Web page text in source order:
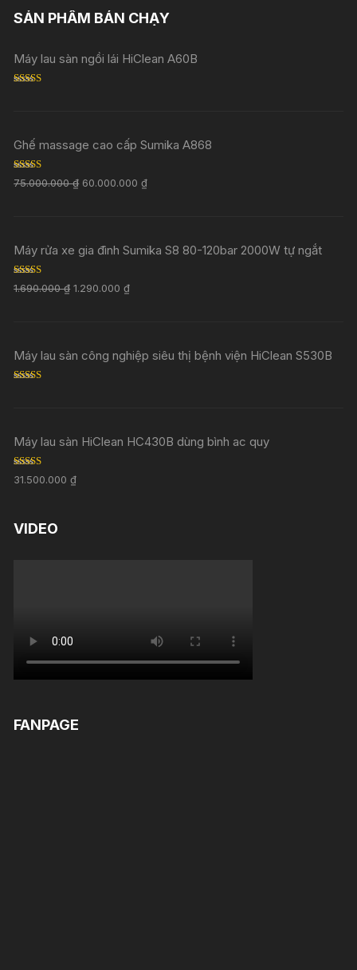
SẢN PHẨM BÁN CHẠY
Máy lau sàn ngồi lái HiClean A60B
Ghế massage cao cấp Sumika A868
Rated5.00
out of 5
75.000.000₫ 60.000.000₫
Máy rửa xe gia đình Sumika S8 80-120bar 2000W tự ngắt
Rated 5.00
out of 5
1.690.000₫ 1.290.000₫
Máy lau sàn công nghiệp siêu thị bệnh viện HiClean S530B
Máy lau sàn HiClean HC430B dùng bình ac quy
Rated5.00
out of 5
31.500.000₫
VIDEO
FANPAGE